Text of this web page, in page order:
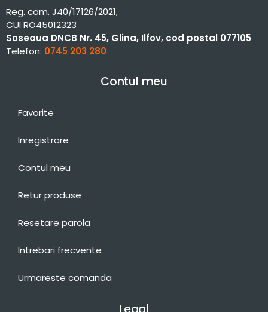
Reg. com. J40/17126/2021,
CUI RO45012323
Soseaua DNCB Nr. 45, Glina, Ilfov, cod postal 077105
Telefon: 0745 203 280
Contul meu
Favorite
Inregistrare
Contul meu
Retur produse
Resetare parola
Intrebari frecvente
Urmareste comanda